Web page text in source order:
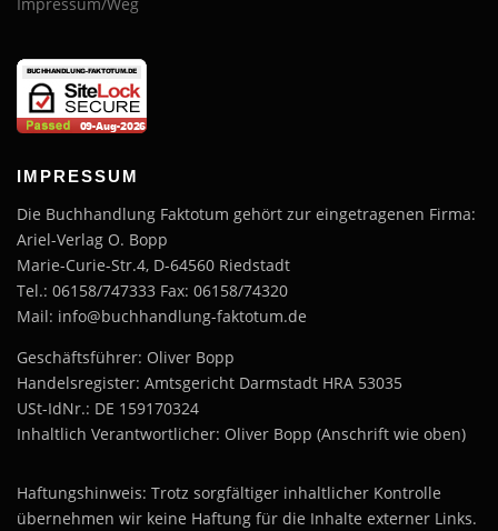
Impressum/Weg
IMPRESSUM
Die Buchhandlung Faktotum gehört zur eingetragenen Firma:
Ariel-Verlag O. Bopp
Marie-Curie-Str.4, D-64560 Riedstadt
Tel.: 06158/747333 Fax: 06158/74320
Mail: info@buchhandlung-faktotum.de
Geschäftsführer: Oliver Bopp
Handelsregister: Amtsgericht Darmstadt HRA 53035
USt-IdNr.: DE 159170324
Inhaltlich Verantwortlicher: Oliver Bopp (Anschrift wie oben)
Haftungshinweis: Trotz sorgfältiger inhaltlicher Kontrolle
übernehmen wir keine Haftung für die Inhalte externer Links.